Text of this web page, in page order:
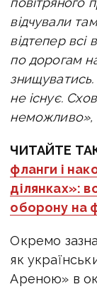
відчували
відтепер всі
по дорогам
знищуватись.
не існує.
неможливо»,
ЧИТАЙТЕ
фланги і
ділянках»:
оборону на
Окремо
як
Ареною» в